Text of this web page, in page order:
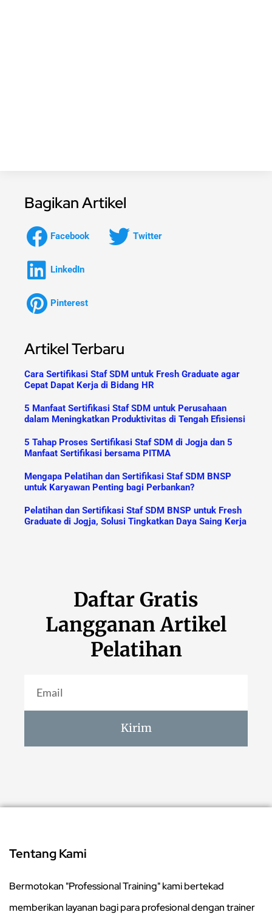
Bagikan Artikel
Facebook Twitter
LinkedIn
Pinterest
Artikel Terbaru
Cara Sertifikasi Staf SDM untuk Fresh Graduate agar
Cepat Dapat Kerja di Bidang HR
5 Manfaat Sertifikasi Staf SDM untuk Perusahaan
dalam Meningkatkan Produktivitas di Tengah Efisiensi
5 Tahap Proses Sertifikasi Staf SDM di Jogja dan 5
Manfaat Sertifikasi bersama PITMA
Mengapa Pelatihan dan Sertifikasi Staf SDM BNSP
untuk Karyawan Penting bagi Perbankan?
Pelatihan dan Sertifikasi Staf SDM BNSP untuk Fresh
Graduate di Jogja, Solusi Tingkatkan Daya Saing Kerja
Daftar Gratis
Langganan Artikel
Pelatihan
Kirim
Tentang Kami
Bermotokan "Professional Training" kami bertekad
memberikan layanan bagi para profesional dengan trainer